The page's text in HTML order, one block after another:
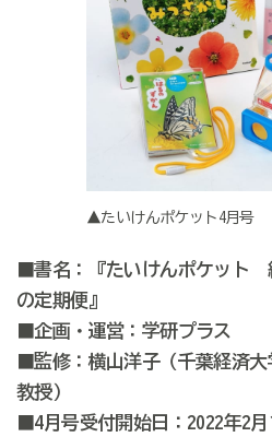
▲たいけんポケット4月号
■書名：『たいけんポケット
の定期便』
■企画・運営：学研プラス
■監修：横山洋子（千葉経済
教授）
■4月号受付開始日：2022年2月